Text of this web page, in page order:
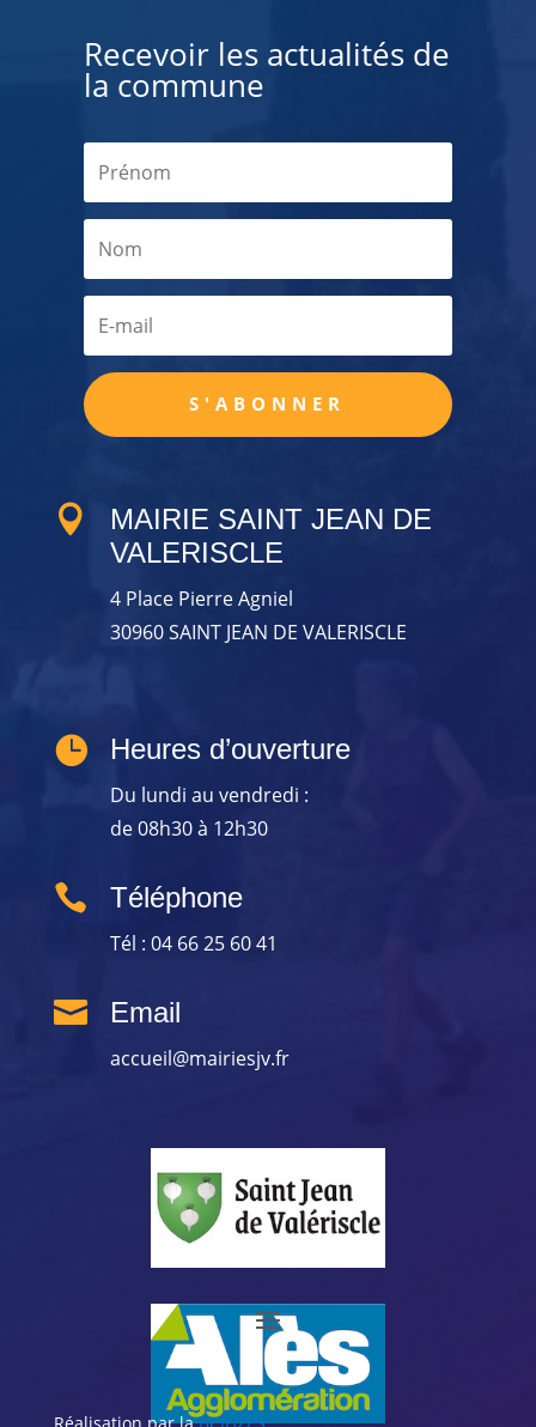
Recevoir les actualités de
la commune
S'ABONNER

MAIRIE SAINT JEAN DE
VALERISCLE
4 Place Pierre Agniel
30960 SAINT JEAN DE VALERISCLE
 Heures d’ouverture
Du lundi au vendredi :
de 08h30 à 12h30
 Téléphone
Tél : 04 66 25 60 41
 Email
accueil@mairiesjv.fr